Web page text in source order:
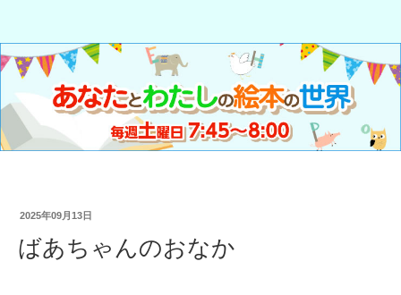
2025年09月13日
ばあちゃんのおなか